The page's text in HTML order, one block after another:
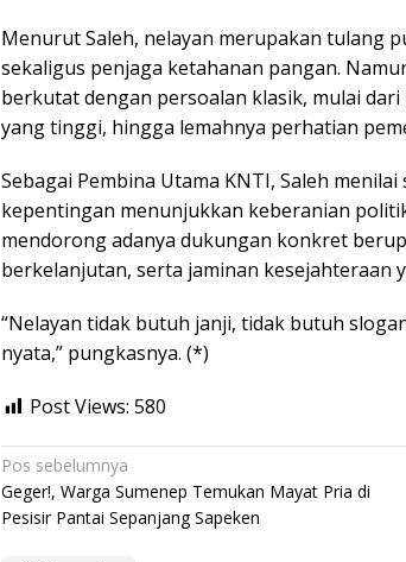
Menurut Saleh, nelayan merupakan tulang
sekaligus penjaga ketahanan pangan.
berkutat dengan persoalan klasik, mulai
yang tinggi, hingga lemahnya perhatian
Sebagai Pembina Utama KNTI, Saleh
kepentingan menunjukkan keberanian
mendorong adanya dukungan konkret
berkelanjutan, serta jaminan kesejahteraan
“Nelayan tidak butuh janji, tidak butuh
nyata,” pungkasnya. (*)
Post Views: 580
Navigasi
pos
Pos sebelumnya
Geger!, Warga Sumenep Temukan Mayat Pria di
Pesisir Pantai Sepanjang Sapeken